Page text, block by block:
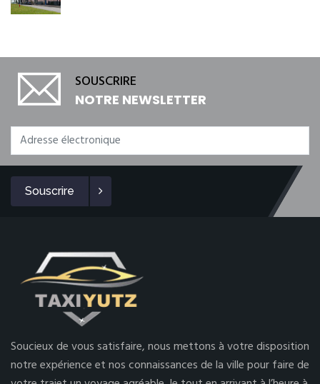
SOUSCRIRE
NOTRE NEWSLETTER
Souscrire
Soucieux de vous satisfaire, nous mettons à votre disposition
notre expérience et nos connaissances de la ville pour faire de